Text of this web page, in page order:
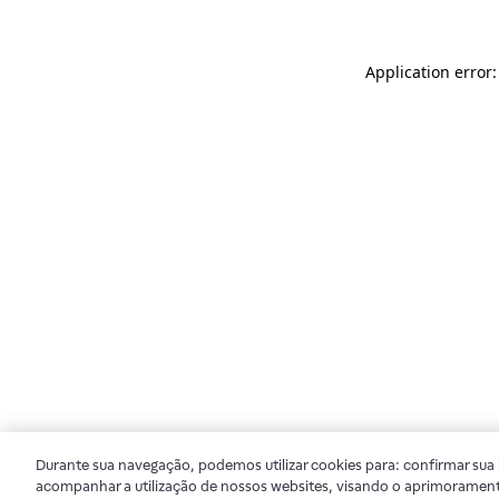
Application
Durante sua navegação, podemos utilizar cookies para: confirmar
acompanhar a utilização de nossos websites, visando o